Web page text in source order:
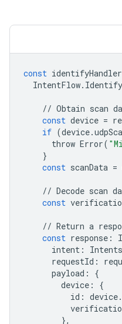
const identifyHandler
IntentFlow.
// Obtain scan
const device =
if (device.
throw Error(
}
const scanData =
// Decode scan
const
// Return a
const response :
intent : Intents
requestId :
payload :
{
device :
{
id : device.
},